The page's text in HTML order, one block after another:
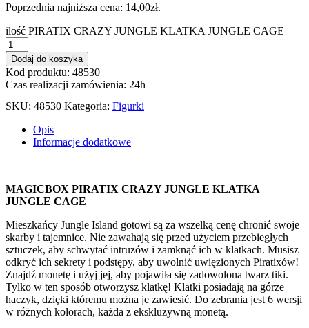
Poprzednia najniższa cena: 14,00zł.
ilość PIRATIX CRAZY JUNGLE KLATKA JUNGLE CAGE
Dodaj do koszyka
Kod produktu: 48530
Czas realizacji zamówienia: 24h
SKU: 48530 Kategoria: Figurki
Opis
Informacje dodatkowe
MAGICBOX PIRATIX CRAZY JUNGLE KLATKA
JUNGLE CAGE
Mieszkańcy Jungle Island gotowi są za wszelką cenę chronić swoje
skarby i tajemnice. Nie zawahają się przed użyciem przebiegłych
sztuczek, aby schwytać intruzów i zamknąć ich w klatkach. Musisz
odkryć ich sekrety i podstępy, aby uwolnić uwięzionych Piratixów!
Znajdź monetę i użyj jej, aby pojawiła się zadowolona twarz tiki.
Tylko w ten sposób otworzysz klatkę! Klatki posiadają na górze
haczyk, dzięki któremu można je zawiesić. Do zebrania jest 6 wersji
w różnych kolorach, każda z ekskluzywną monetą.